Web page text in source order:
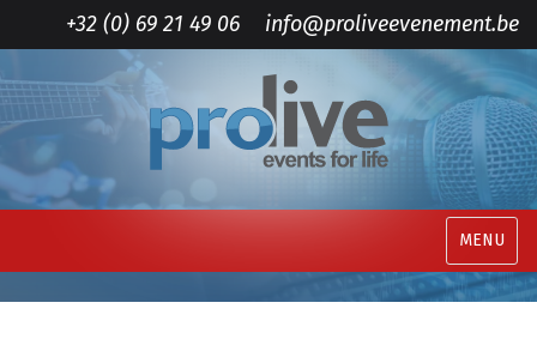
+32 (0) 69 21 49 06 info@proliveevenement.be
MENU